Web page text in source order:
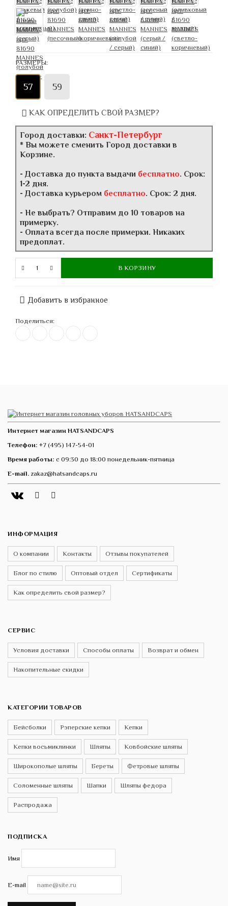
РАЗМЕРЫ:
57 59
КАК ОПРЕДЕЛИТЬ СВОЙ РАЗМЕР?
Город доставки: Санкт-Петербург
* Вы можете сменить Город доставки в
Корзине.
- Доставка до пункта выдачи бесплатно. Срок:
1-2 дня.
- Доставка курьером бесплатно. Срок: 2 дня.
- Не выбрать? Отправим до 10 товаров на
примерку.
- Оплата всегда после примерки. Никаких
предоплат.
В КОРЗИНУ
Добавить в избранное
Поделиться:
Интернет магазин HATSANDCAPS
Телефон: +7 (495) 147-54-01
Время работы: с 09:30 до 18:00 понедельник-пятница
E-mail. zakaz@hatsandcaps.ru
Vk Telegram
ИНФОРМАЦИЯ
О компании Контакты Отзывы покупателей
Блог по стилю Оптовый отдел Сертификаты
Как определить свой размер?
СЕРВИС
Условия доставки Способы оплаты Возврат и обмен
Накопительные скидки
КАТЕГОРИИ ТОВАРОВ
Бейсболки Рэперские кепки Кепки
Кепки восьмиклинки Шляпы Ковбойские шляпы
Широкополые шляпы Береты Фетровые шляпы
Соломенные шляпы Шапки Шляпы федора
Распродажа
ПОДПИСКА
Имя
E-mail